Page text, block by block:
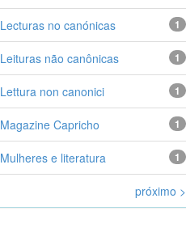
1
Lecturas no canónicas
1
Leituras não canônicas
1
Lettura non canonici
1
Magazine Capricho
1
Mulheres e literatura
próximo >